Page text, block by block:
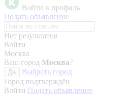
Войти в профиль
Подать объявление
Нет результатов
Войти
Москва
Ваш город Москва?
Да
Выбрать город
Город подтверждён
Войти Подать объявление